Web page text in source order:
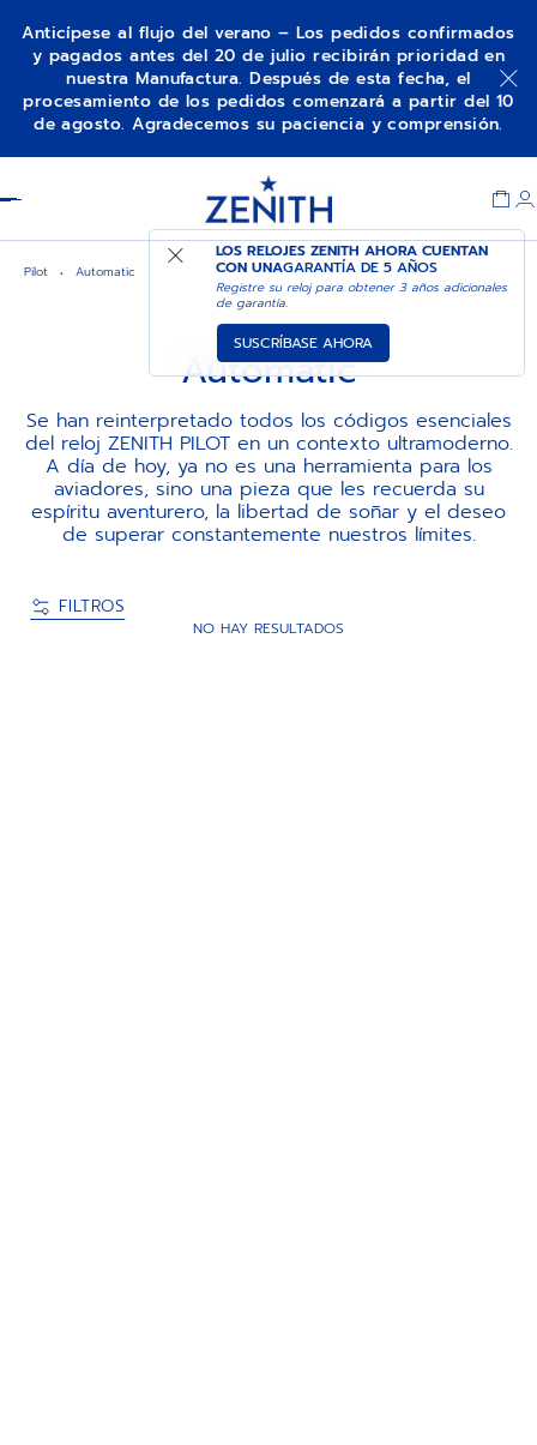
Anticípese al flujo del verano – Los pedidos confirmados
y pagados antes del 20 de julio recibirán prioridad en
nuestra Manufactura. Después de esta fecha, el
procesamiento de los pedidos comenzará a partir del 10
de agosto. Agradecemos su paciencia y comprensión.
LOS RELOJES ZENITH AHORA CUENTAN
CON UNAGARANTÍA DE 5 AÑOS
Registre su reloj para obtener 3 años adicionales
de garantía.
SUSCRÍBASE AHORA
Pilot Automatic
Automatic
Se han reinterpretado todos los códigos esenciales
del reloj ZENITH PILOT en un contexto ultramoderno.
A día de hoy, ya no es una herramienta para los
aviadores, sino una pieza que les recuerda su
espíritu aventurero, la libertad de soñar y el deseo
de superar constantemente nuestros límites.
FILTROS
NO HAY RESULTADOS